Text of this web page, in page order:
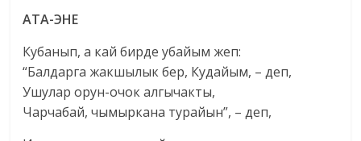
АТА-ЭНЕ
Кубанып, а кай бирде убайым жеп:
“Балдарга жакшылык бер, Кудайым, – деп,
Ушулар орун-очок алгычакты,
Чарчабай, чымыркана турайын”, – деп,